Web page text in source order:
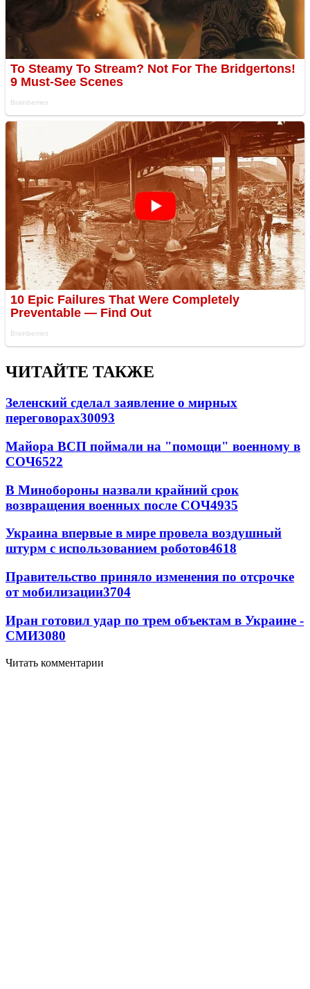
ЧИТАЙТЕ ТАКЖЕ
Зеленский сделал заявление о мирных
переговорах30093
Майора ВСП поймали на "помощи" военному в
СОЧ6522
В Минобороны назвали крайний срок
возвращения военных после СОЧ4935
Украина впервые в мире провела воздушный
штурм с использованием роботов4618
Правительство приняло изменения по отсрочке
от мобилизации3704
Иран готовил удар по трем объектам в Украине -
СМИ3080
Читать комментарии